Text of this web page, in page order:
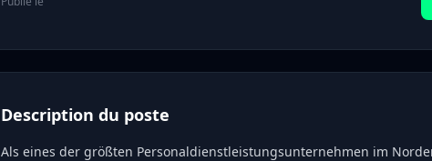
Description du poste
Als eines der größten Personaldienstleistungsunternehmen im